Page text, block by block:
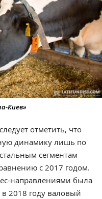
Киев»
отметить, что
динамику лишь по
сегментам
с 2017 годом.
направлениями была
2018 году валовый